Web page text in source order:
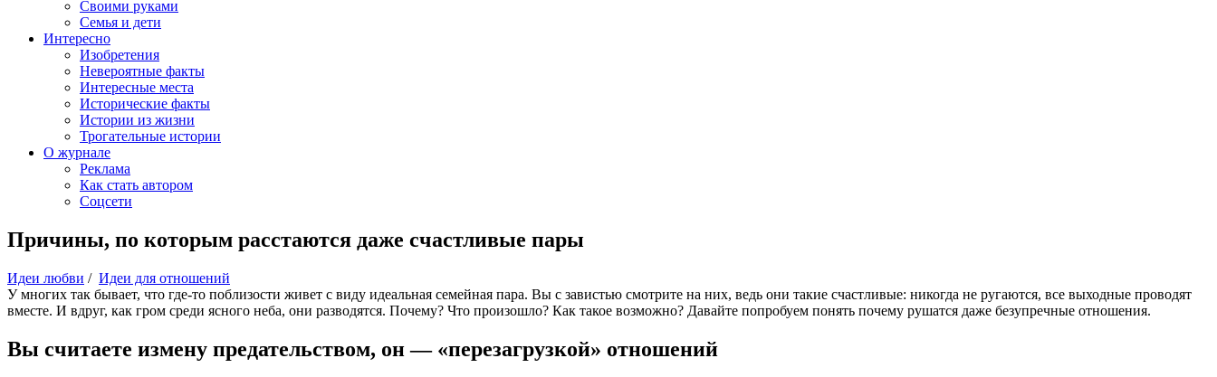
Своими руками
Семья и дети
Интересно
Изобретения
Невероятные факты
Интересные места
Исторические факты
Истории из жизни
Трогательные истории
О журнале
Реклама
Как стать автором
Соцсети
Причины, по которым расстаются даже счастливые пары
Идеи любви / Идеи для отношений
У многих так бывает, что где-то поблизости живет с виду идеальная семейная пара. Вы с завистью смотрите на них, ведь они такие счастливые: никогда не ругаются, все выходные проводят
вместе. И вдруг, как гром среди ясного неба, они разводятся. Почему? Что произошло? Как такое возможно? Давайте попробуем понять почему рушатся даже безупречные отношения.
Вы считаете измену предательством, он — «перезагрузкой» отношений